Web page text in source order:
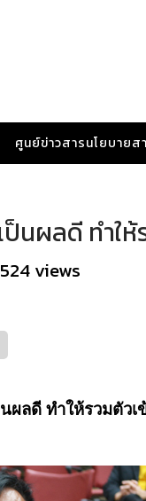
ศูนย์ข่าวสารนโยบายส
นผลดี ทำให้
views
ผลดี ทำให้รวมตัว